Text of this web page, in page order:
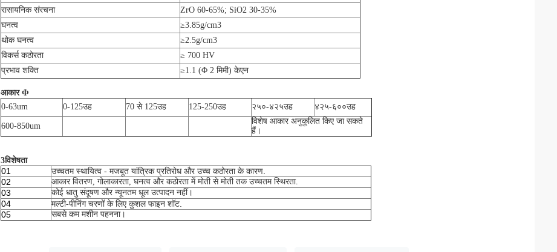
रासायनिक संरचना
ZrO 60-65%; SiO2 30-35%
घनत्व
≥3.85g/cm3
थोक घनत्व
≥2.5g/cm3
विकर्स कठोरता
≥ 700 HV
प्रभाव शक्ति
≥1.1 (Φ 2 मिमी) केएन
आकार Φ
0-63um
0-125उह 70 से 125उह 125-250उह २५०-४२५उह ४२५-६००उह
600-850um
विशेष आकार अनुकूलित किए जा सकते
हैं।
3विशेषता
01 उच्चतम स्थायित्व - मजबूत यांत्रिक प्रतिरोध और उच्च कठोरता के कारण
02
आकार वितरण, गोलाकारता, घनत्व और कठोरता में मोती से मोती तक उच्चतम स्थिरता.
03 कोई धातु संदूषण और न्यूनतम धूल उत्पादन नहीं।
04 मल्टी-पीनिंग चरणों के लिए कुशल फाइन शॉट
05
सबसे कम मशीन पहनना।